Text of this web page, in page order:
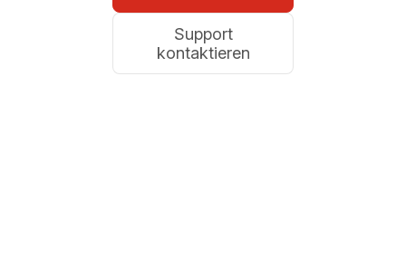
Support
kontaktieren